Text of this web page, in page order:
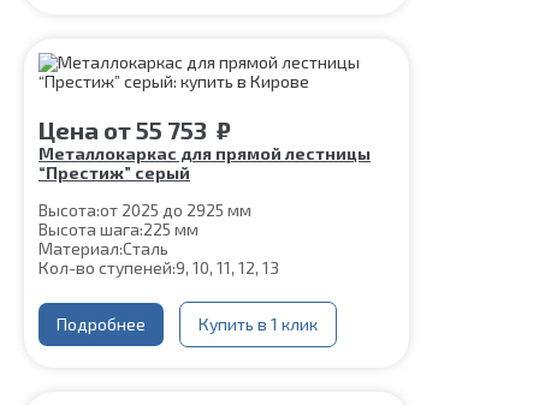
Цена от55 753 ₽
Металлокаркас для прямой лестницы
“Престиж” серый
Высота:от 2025 до 2925 мм
Высота шага:225 мм
Материал:Сталь
Кол-во ступеней:9, 10, 11, 12, 13
Подробнее Купить в 1 клик